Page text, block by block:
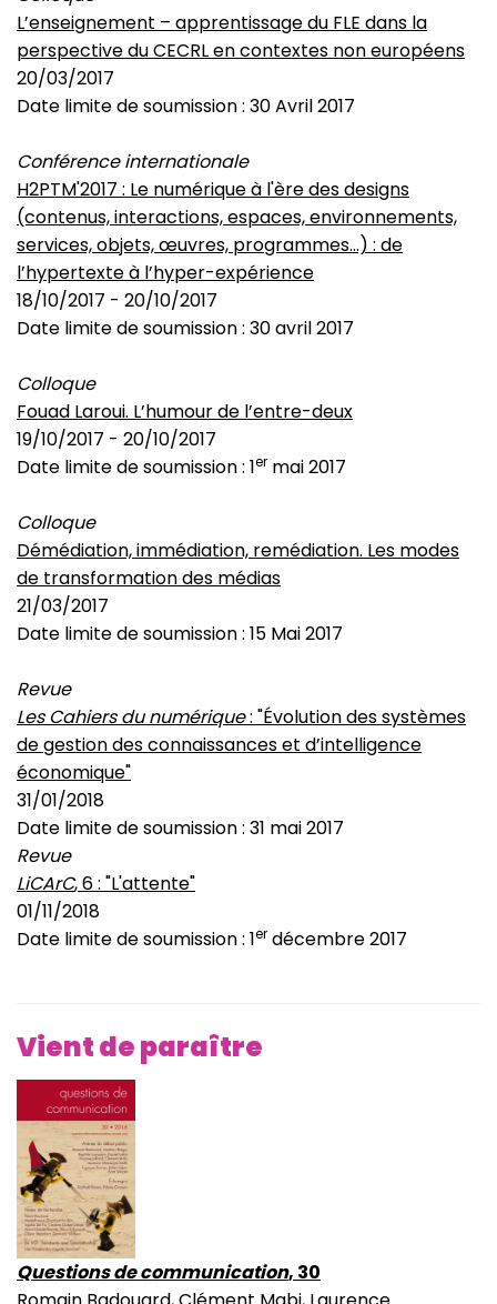
L’enseignement – apprentissage du FLE dans la
perspective du CECRL en contextes non européens
20/03/2017
Date limite de soumission : 30 Avril 2017
Conférence internationale
H2PTM'2017 : Le numérique à l'ère des designs
(contenus, interactions, espaces, environnements,
services, objets, œuvres, programmes...) : de
l’hypertexte à l’hyper-expérience
18/10/2017 - 20/10/2017
Date limite de soumission : 30 avril 2017
Colloque
Fouad Laroui. L’humour de l’entre-deux
19/10/2017 - 20/10/2017
Date limite de soumission : 1er mai 2017
Colloque
Démédiation, immédiation, remédiation. Les modes
de transformation des médias
21/03/2017
Date limite de soumission : 15 Mai 2017
Revue
Les Cahiers du numérique: "Évolution des systèmes
de gestion des connaissances et d’intelligence
économique"
31/01/2018
Date limite de soumission : 31 mai 2017
Revue
LiCArC, 6 : "L'attente"
01/11/2018
Date limite de soumission : 1er décembre 2017
Vient de paraître
Questions de communication, 30